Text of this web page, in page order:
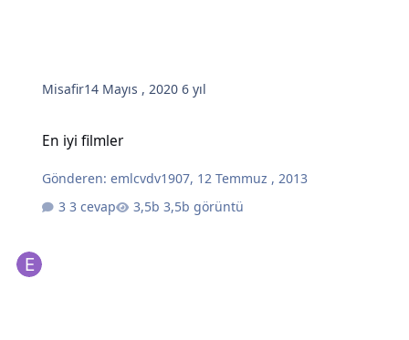
Misafir14 Mayıs , 20206 yıl
En iyi filmler
Gönderen:emlcvdv1907, 12 Temmuz , 2013
3 cevap
3,5b görüntü